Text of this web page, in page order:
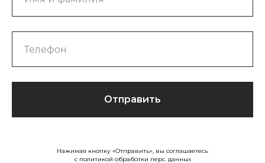
Отправить
Нажимая кнопку «Отправить», вы соглашаетесь
с политикой обработки перс. данных